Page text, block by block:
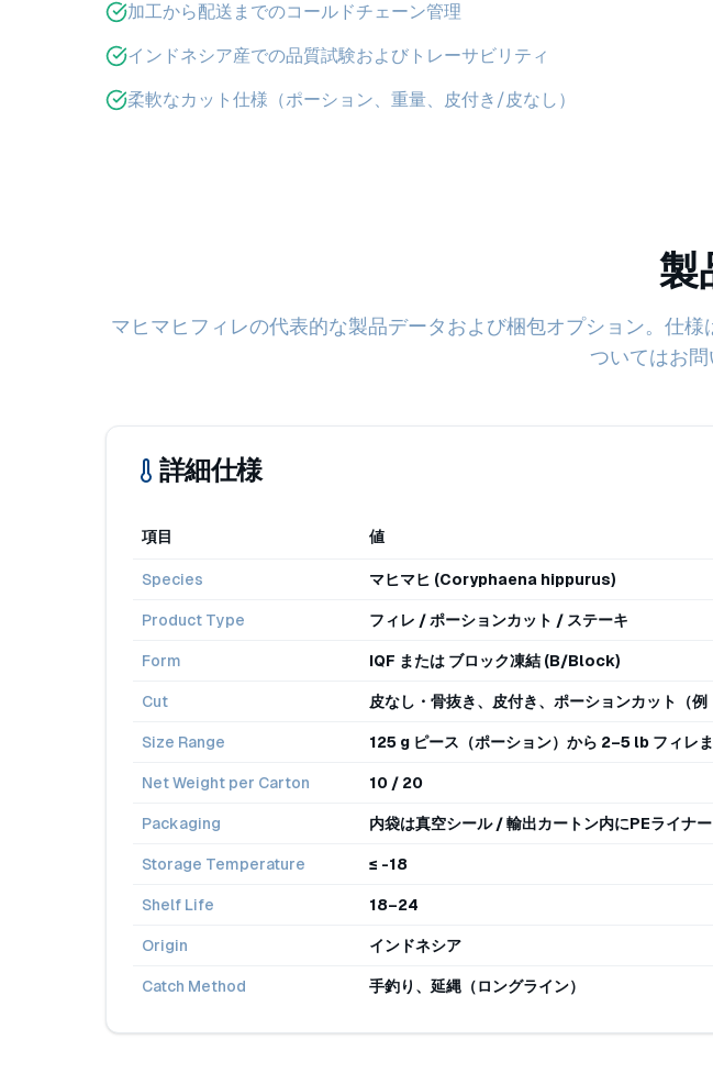
加工から配送までのコールドチェーン管理
インドネシア産での品質試験およびトレーサビリティ
柔軟なカット仕様（ポーション、重量、皮付き/皮なし）
製
マヒマヒフィレの代表的な製品データおよび梱包オプション。仕
ついてはお問
詳細仕様
項目 値
Species マヒマヒ (Coryphaena hippurus)
Product Type フィレ / ポーションカット / ステーキ
Form IQF または ブロック凍結 (B/Block)
Cut 皮なし・骨抜き、皮付き、ポーションカット（例
Size Range 125 g ピース（ポーション）から 2–5 lb フィレ
Net Weight per Carton 10 / 20
Packaging 内袋は真空シール / 輸出カートン内にPEライナー
Storage Temperature ≤ -18
Shelf Life 18–24
Origin インドネシア
Catch Method 手釣り、延縄（ロングライン）